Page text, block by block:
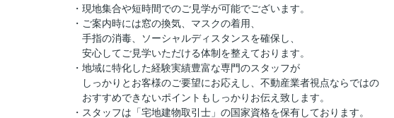
・現地集合や短時間でのご見学が可能でございます。
・ご案内時には窓の換気、マスクの着用、
手指の消毒、ソーシャルディスタンスを確保し、
安心してご見学いただける体制を整えております。
・地域に特化した経験実績豊富な専門のスタッフが
しっかりとお客様のご要望にお応えし、不動産業者視点ならではの
おすすめできないポイントもしっかりお伝え致します。
・スタッフは「宅地建物取引士」の国家資格を保有しております。